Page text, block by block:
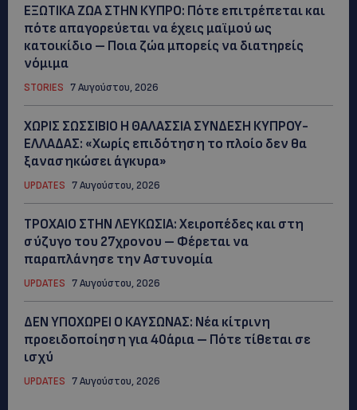
ΕΞΩΤΙΚΑ ΖΩΑ ΣΤΗΝ ΚΥΠΡΟ: Πότε επιτρέπεται και
πότε απαγορεύεται να έχεις μαϊμού ως
κατοικίδιο – Ποια ζώα μπορείς να διατηρείς
νόμιμα
STORIES 7 Αυγούστου, 2026
ΧΩΡΙΣ ΣΩΣΣΙΒΙΟ Η ΘΑΛΑΣΣΙΑ ΣΥΝΔΕΣΗ ΚΥΠΡΟΥ-
ΕΛΛΑΔΑΣ: «Χωρίς επιδότηση το πλοίο δεν θα
ξανασηκώσει άγκυρα»
UPDATES 7 Αυγούστου, 2026
ΤΡΟΧΑΙΟ ΣΤΗΝ ΛΕΥΚΩΣΙΑ: Χειροπέδες και στη
σύζυγο του 27χρονου – Φέρεται να
παραπλάνησε την Αστυνομία
UPDATES 7 Αυγούστου, 2026
ΔΕΝ ΥΠΟΧΩΡΕΙ Ο ΚΑΥΣΩΝΑΣ: Νέα κίτρινη
προειδοποίηση για 40άρια – Πότε τίθεται σε
ισχύ
UPDATES 7 Αυγούστου, 2026